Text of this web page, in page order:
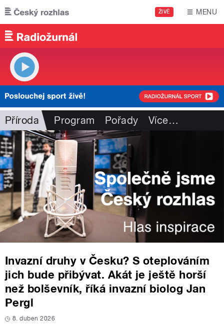
Přejít k hlavnímu obsahu
ŽIVĚ MENU
Příroda Program Pořady Více…
Invazní druhy v Česku? S oteplováním
jich bude přibývat. Akát je ještě horší
než bolševník, říká invazní biolog Jan
Pergl
8. duben 2026